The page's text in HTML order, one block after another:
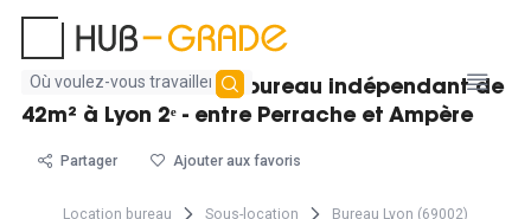
Aucun
résultat
Cabinet médical ou bureau indépendant de
42m² à Lyon 2ᵉ - entre Perrache et Ampère
Partager Ajouter aux favoris
Location bureau Sous-location Bureau Lyon (69002)